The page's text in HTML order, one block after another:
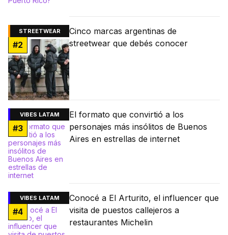
STREETWEAR
#2
Cinco marcas argentinas de
streetwear que debés conocer
VIBES LATAM
#3
El formato que convirtió a los
personajes más insólitos de Buenos
Aires en estrellas de internet
VIBES LATAM
#4
Conocé a El Arturito, el influencer que
visita de puestos callejeros a
restaurantes Michelin